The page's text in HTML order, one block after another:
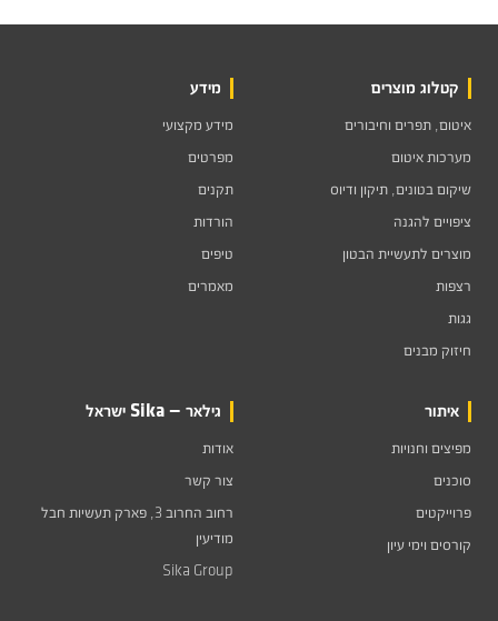
קטלוג מוצרים
איטום, תפרים וחיבורים
מערכות איטום
שיקום בטונים, תיקון ודיוס
ציפויים להגנה
מוצרים לתעשיית הבטון
רצפות
גגות
חיזוק מבנים
מידע
מידע מקצועי
מפרטים
תקנים
הורדות
טיפים
מאמרים
איתור
מפיצים וחנויות
סוכנים
פרוייקטים
קורסים וימי עיון
גילאר — Sika ישראל
אודות
צור קשר
רחוב החרוב 3, פארק תעשיות חבל
מודיעין
Sika Group